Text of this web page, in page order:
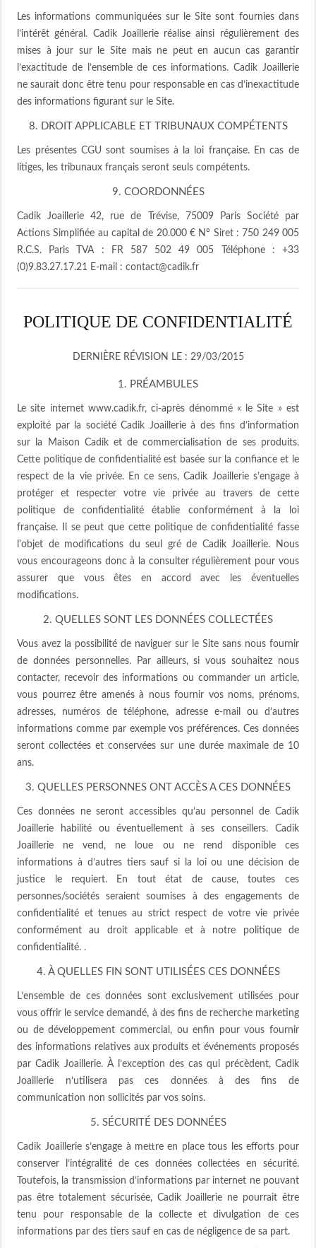
Les informations communiquées sur le Site sont fournies dans
l’intérêt général. Cadik Joaillerie réalise ainsi régulièrement des
mises à jour sur le Site mais ne peut en aucun cas garantir
l’exactitude de l’ensemble de ces informations. Cadik Joaillerie
ne saurait donc être tenu pour responsable en cas d’inexactitude
des informations figurant sur le Site.
8. DROIT APPLICABLE ET TRIBUNAUX COMPÉTENTS
Les présentes CGU sont soumises à la loi française. En cas de
litiges, les tribunaux français seront seuls compétents.
9. COORDONNÉES
Cadik Joaillerie 42, rue de Trévise, 75009 Paris Société par
Actions Simplifiée au capital de 20.000 € N° Siret : 750 249 005
R.C.S. Paris TVA : FR 587 502 49 005 Téléphone : +33
(0)9.83.27.17.21 E-mail : contact@cadik.fr
POLITIQUE DE CONFIDENTIALITÉ
DERNIÈRE RÉVISION LE : 29/03/2015
1. PRÉAMBULES
Le site internet www.cadik.fr, ci-après dénommé « le Site » est
exploité par la société Cadik Joaillerie à des fins d’information
sur la Maison Cadik et de commercialisation de ses produits.
Cette politique de confidentialité est basée sur la confiance et le
respect de la vie privée. En ce sens, Cadik Joaillerie s’engage à
protéger et respecter votre vie privée au travers de cette
politique de confidentialité établie conformément à la loi
française. Il se peut que cette politique de confidentialité fasse
l'objet de modifications du seul gré de Cadik Joaillerie. Nous
vous encourageons donc à la consulter régulièrement pour vous
assurer que vous êtes en accord avec les éventuelles
modifications.
2. QUELLES SONT LES DONNÉES COLLECTÉES
Vous avez la possibilité de naviguer sur le Site sans nous fournir
de données personnelles. Par ailleurs, si vous souhaitez nous
contacter, recevoir des informations ou commander un article,
vous pourrez être amenés à nous fournir vos noms, prénoms,
adresses, numéros de téléphone, adresse e-mail ou d’autres
informations comme par exemple vos préférences. Ces données
seront collectées et conservées sur une durée maximale de 10
ans.
3. QUELLES PERSONNES ONT ACCÈS A CES DONNÉES
Ces données ne seront accessibles qu’au personnel de Cadik
Joaillerie habilité ou éventuellement à ses conseillers. Cadik
Joaillerie ne vend, ne loue ou ne rend disponible ces
informations à d’autres tiers sauf si la loi ou une décision de
justice le requiert. En tout état de cause, toutes ces
personnes/sociétés seraient soumises à des engagements de
confidentialité et tenues au strict respect de votre vie privée
conformément au droit applicable et à notre politique de
confidentialité. .
4. À QUELLES FIN SONT UTILISÉES CES DONNÉES
L’ensemble de ces données sont exclusivement utilisées pour
vous offrir le service demandé, à des fins de recherche marketing
ou de développement commercial, ou enfin pour vous fournir
des informations relatives aux produits et événements proposés
par Cadik Joaillerie. À l’exception des cas qui précèdent, Cadik
Joaillerie n’utilisera pas ces données à des fins de
communication non sollicités par vos soins.
5. SÉCURITÉ DES DONNÉES
Cadik Joaillerie s’engage à mettre en place tous les efforts pour
conserver l’intégralité de ces données collectées en sécurité.
Toutefois, la transmission d’informations par internet ne pouvant
pas être totalement sécurisée, Cadik Joaillerie ne pourrait être
tenu pour responsable de la collecte et divulgation de ces
informations par des tiers sauf en cas de négligence de sa part.